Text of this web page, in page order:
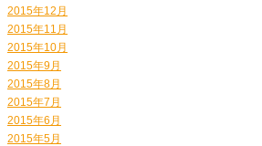
2015年12月
2015年11月
2015年10月
2015年9月
2015年8月
2015年7月
2015年6月
2015年5月